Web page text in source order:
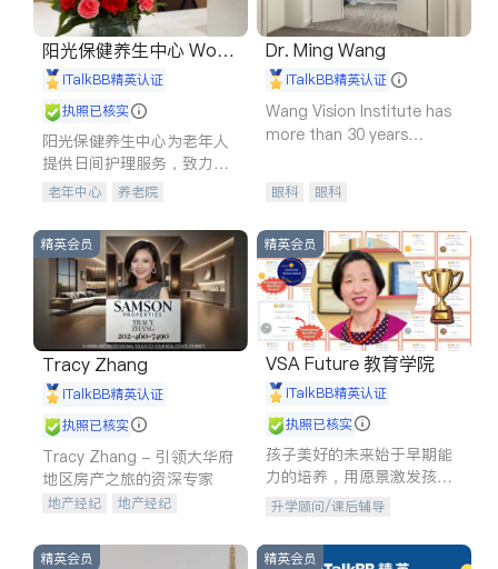
阳光保健养生中心 World
shine
iTalkBB精英认证
执照已核实
阳光保健养生中心为老年人
提供日间护理服务，致力于
通过持续的护理创新来有效
老年中心 养老院
Dr. Ming Wang
iTalkBB精英认证
Wang Vision Institute has
more than 30 years
眼科 眼科
精英会员
Tracy Zhang
iTalkBB精英认证
执照已核实
Tracy Zhang - 引领大华府
地区房产之旅的资深专家
地产经纪
地产经纪
商铺租售
精英会员
VSA Future 教育学院
iTalkBB精英认证
执照已核实
孩子美好的未来始于早期能
力的培养，用愿景激发孩子
的学习潜力和动力。理念：
拥有成长型心态是成功的基
石。
升学顾问/课后辅导
精英会员 精英会员